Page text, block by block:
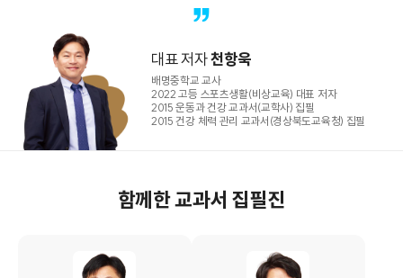
대표 저자천항욱
배명중학교 교사
2022 고등 스포츠생활(비상교육) 대표 저자
2015 운동과 건강 교과서(교학사) 집필
2015 건강 체력 관리 교과서(경상북도교육청) 집필
함께한 교과서 집필진